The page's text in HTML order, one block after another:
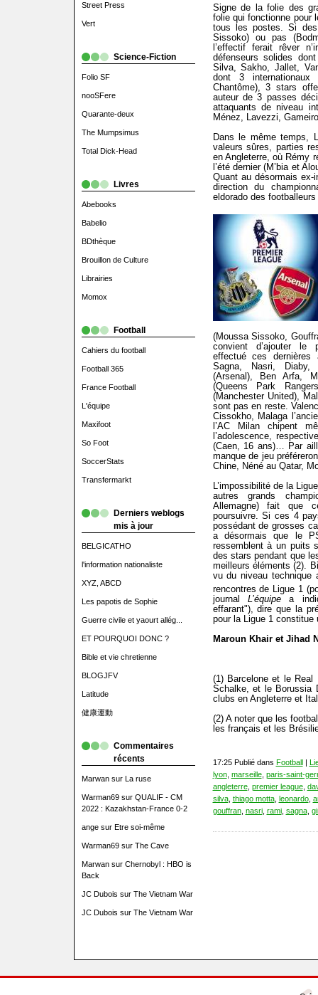
Street Press
Vert
Science-Fiction
Folio SF
nooSFere
Quarante-deux
The Mumpsimus
Total Dick-Head
Livres
Abebooks
Babelio
BDthèque
Brouillon de Culture
Librairies
Momox
Football
Cahiers du football
Football 365
France Football
L'équipe
Maxifoot
So Foot
SoccerStats
Transfermarkt
Derniers weblogs
mis à jour
BELGICATHO
l'information nationaliste
XYZ, ABCD
Les papotis de Sophie
Guerre civile et yaourt allég...
ET POURQUOI DONC ?
Bible et vie chretienne
BLOGJFV
Latitude
健康運動
Commentaires
récents
Marwansur La ruse
Warman69sur QUALIF - CM
2022 : Kazakhstan-France 0-2
angesur Etre soi-même
Warman69sur The Cave
Marwansur Chernobyl : HBO is
Back
JC Dubois sur The Vietnam War
JC Dubois sur The Vietnam War
Signe de la folie des
folie qui fonctionne pour
tous les postes. Si
Sissoko) ou pas
l’effectif ferait rêver
défenseurs solides
Silva, Sakho, Jallet,
dont 3
Chantôme), 3 stars
auteur de 3 passes
attaquants de niveau
Ménez, Lavezzi,
Dans le même temps,
valeurs sûres, parties
en Angleterre, où Rémy
l’été dernier (M’bia et
Quant au désormais ex-
direction du
eldorado des
(Moussa Sissoko,
convient d’ajouter le
effectué ces
Sagna, Nasri, Diaby,
(Arsenal), Ben Arfa,
(Queens Park
(Manchester United),
sont pas en reste.
Cissokho, Malaga
l’AC Milan chipent
l’adolescence,
(Caen, 16 ans)… Par
manque de jeu
Chine, Néné au Qatar,
L’impossibilité de la
autres grands
Allemagne) fait que
poursuivre. Si ces 4
possédant de grosses
a désormais que le
ressemblent à un puits
des stars pendant que
meilleurs éléments (2).
vu du niveau technique
rencontres de Ligue 1
journal L’équipea
effarant"), dire que la
pour la Ligue 1 constitue
Maroun Khair et Jihad
(1) Barcelone et le Real
Schalke, et le Borussia
clubs en Angleterre et
(2) A noter que les
les français et les
17:25 Publié dans Football
lyon, marseille, paris-saint-
angleterre, premier league,
silva, thiago motta, leonardo,
gouffran, nasri, rami, sagna,